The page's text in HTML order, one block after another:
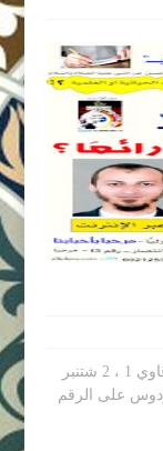
دورة كيف تؤلف كتابًا رائعًا - ذ.إسماعيل الشرقاوي 1 ، 2 شتنبر
على الرقم